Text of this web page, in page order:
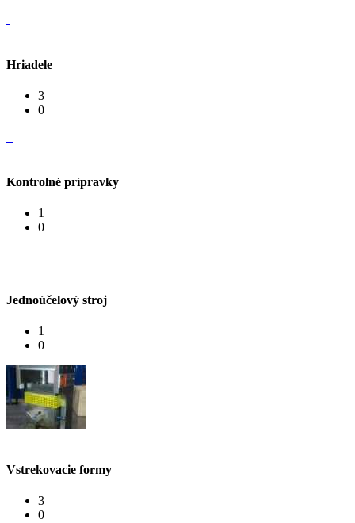
Hriadele
3
0
Kontrolné prípravky
1
0
Jednoúčelový stroj
1
0
Vstrekovacie formy
3
0